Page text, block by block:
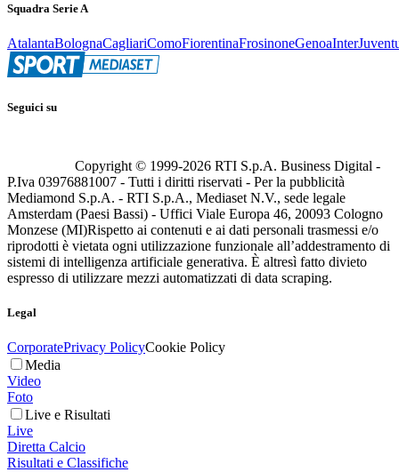
Squadra Serie A
AtalantaBolognaCagliariComoFiorentinaFrosinoneGenoaInter
Seguici su
Copyright © 1999-2026 RTI S.p.A. Business Digital -
P.Iva 03976881007 - Tutti i diritti riservati - Per la pubblicità
Mediamond S.p.A. - RTI S.p.A., Mediaset N.V., sede legale
Amsterdam (Paesi Bassi) - Uffici Viale Europa 46, 20093 Cologno
Monzese (MI)Rispetto ai contenuti e ai dati personali trasmessi e/o
riprodotti è vietata ogni utilizzazione funzionale all’addestramento di
sistemi di intelligenza artificiale generativa. È altresì fatto divieto
espresso di utilizzare mezzi automatizzati di data scraping.
Legal
CorporatePrivacy PolicyCookie Policy
Media
Video
Foto
Live e Risultati
Live
Diretta Calcio
Risultati e Classifiche